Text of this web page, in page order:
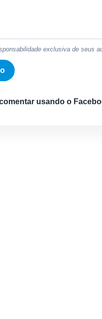
exclusiva de seus
usando o